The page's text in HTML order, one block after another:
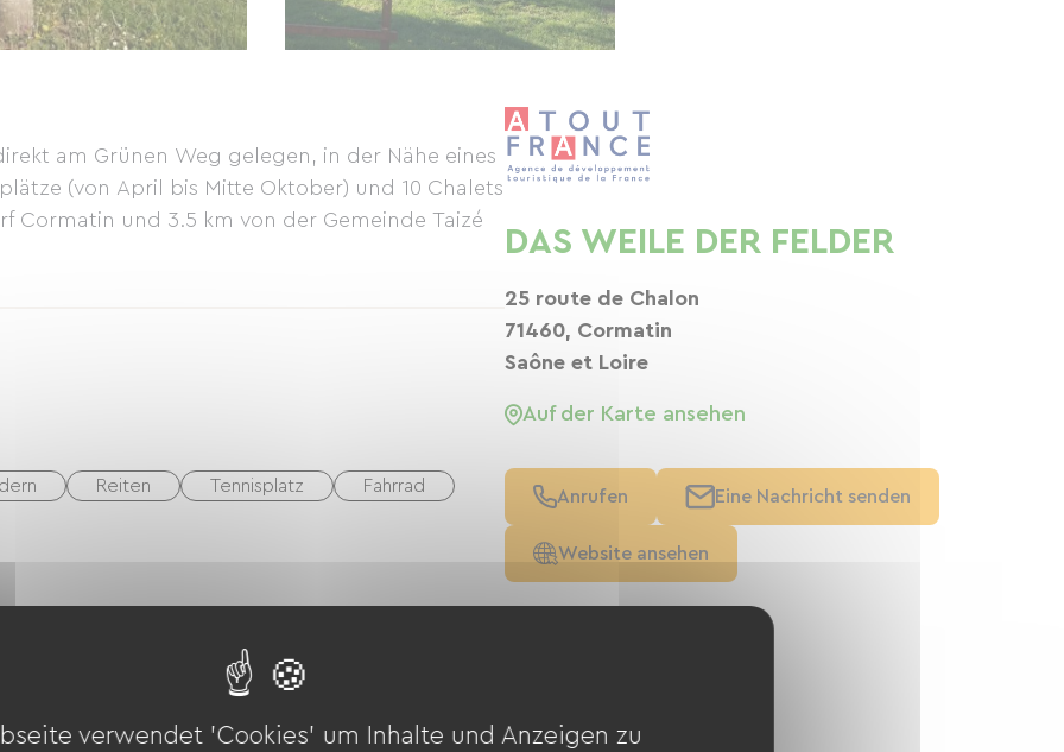
am Grünen Weg gelegen, in der Nähe eines
(von April bis Mitte Oktober) und 10 Chalets
Cormatin und 3.5 km von der Gemeinde Taizé
Reiten Tennisplatz
Fahrrad
Gemeinsame sanitäre Einrichtungen
DAS WEILE DER FELDER
25 route de Chalon
71460, Cormatin
Saône et Loire
Auf der Karte ansehen
Anrufen Eine Nachricht senden
Website ansehen
verwendet 'Cookies' um Inhalte und Anzeigen zu